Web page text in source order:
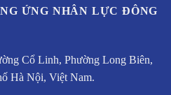
ỨNG NHÂN LỰC ĐÔNG
Cổ Linh, Phường Long Biên,
Hà Nội, Việt Nam.